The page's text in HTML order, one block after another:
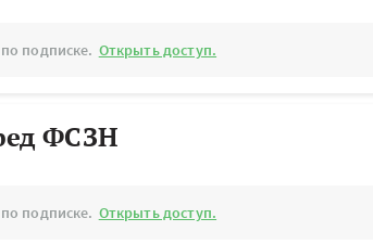
подписке. Открыть доступ.
ФСЗН
подписке. Открыть доступ.